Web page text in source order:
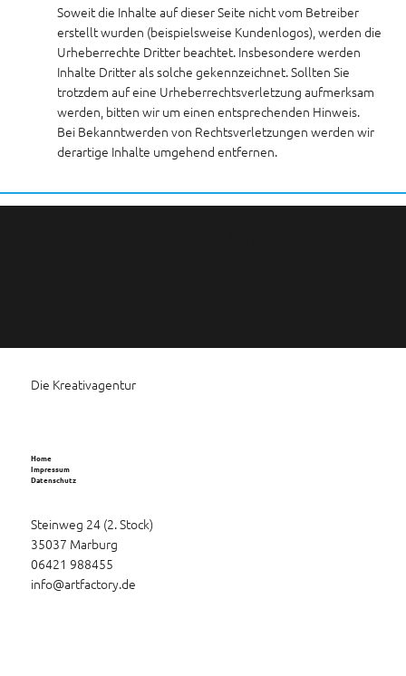
Soweit die Inhalte auf dieser Seite nicht vom Betreiber
erstellt wurden (beispielsweise Kundenlogos), werden die
Urheberrechte Dritter beachtet. Insbesondere werden
Inhalte Dritter als solche gekennzeichnet. Sollten Sie
trotzdem auf eine Urheberrechtsverletzung aufmerksam
werden, bitten wir um einen entsprechenden Hinweis.
Bei Bekanntwerden von Rechtsverletzungen werden wir
derartige Inhalte umgehend entfernen.
Die Kreativagentur
Home
Impressum
Datenschutz
Steinweg 24 (2. Stock)
35037 Marburg
06421 988455
info@artfactory.de